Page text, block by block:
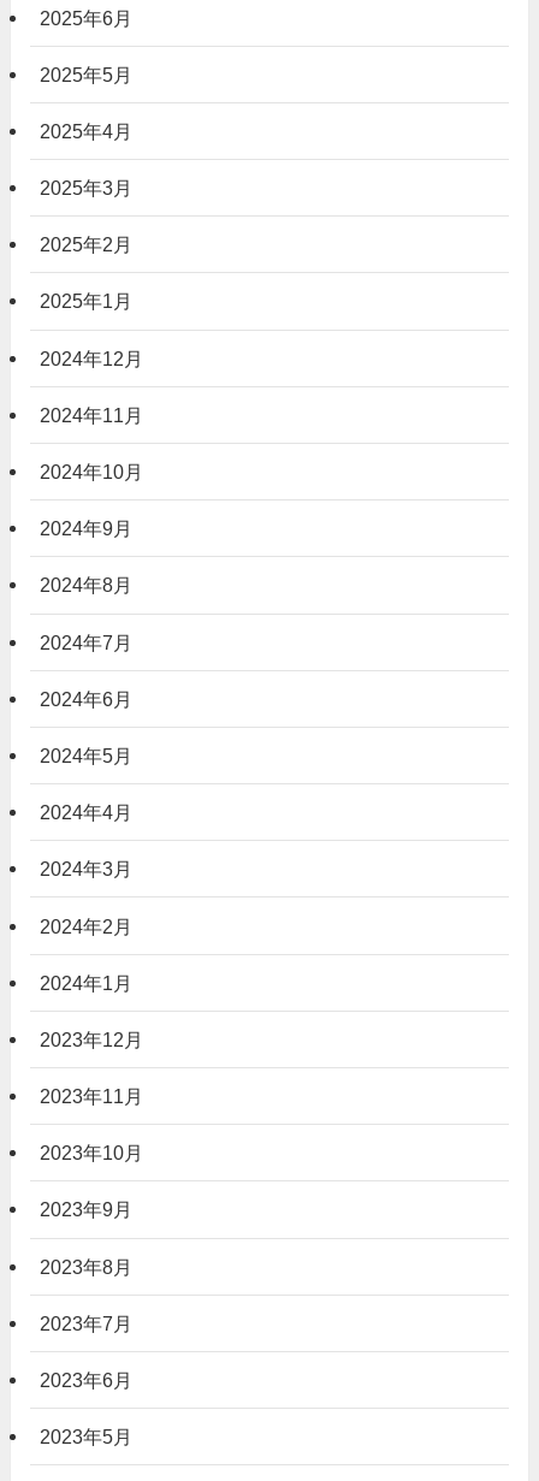
2025年6月
2025年5月
2025年4月
2025年3月
2025年2月
2025年1月
2024年12月
2024年11月
2024年10月
2024年9月
2024年8月
2024年7月
2024年6月
2024年5月
2024年4月
2024年3月
2024年2月
2024年1月
2023年12月
2023年11月
2023年10月
2023年9月
2023年8月
2023年7月
2023年6月
2023年5月